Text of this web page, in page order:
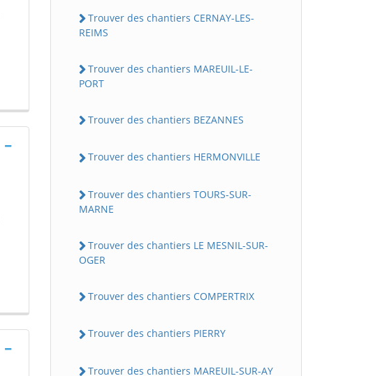
Trouver des chantiers CERNAY-LES-
REIMS
Trouver des chantiers MAREUIL-LE-
PORT
Trouver des chantiers BEZANNES
Trouver des chantiers HERMONVILLE
Trouver des chantiers TOURS-SUR-
MARNE
Trouver des chantiers LE MESNIL-SUR-
OGER
Trouver des chantiers COMPERTRIX
Trouver des chantiers PIERRY
Trouver des chantiers MAREUIL-SUR-AY